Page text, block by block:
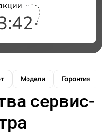
Модели Гарантия
сервис-